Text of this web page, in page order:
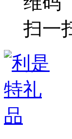
扫一